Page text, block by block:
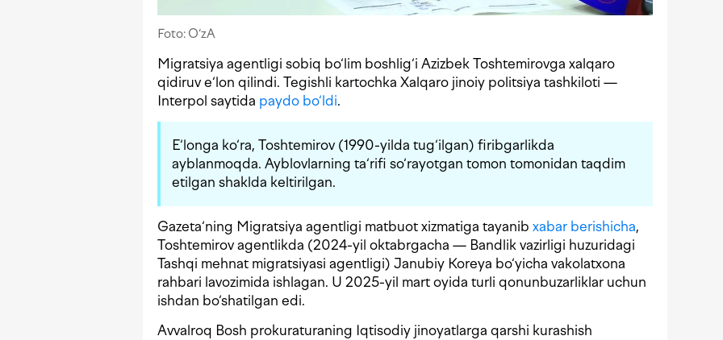
Foto: O‘zA
Migratsiya agentligi sobiq bo‘lim boshlig‘i Azizbek Toshtemirovga xalqaro
qidiruv e‘lon qilindi. Tegishli kartochka Xalqaro jinoiy politsiya tashkiloti —
Interpol saytida paydo bo‘ldi.
E‘longa ko‘ra, Toshtemirov (1990-yilda tug‘ilgan) firibgarlikda
ayblanmoqda. Ayblovlarning ta‘rifi so‘rayotgan tomon tomonidan taqdim
etilgan shaklda keltirilgan.
Gazeta‘ning Migratsiya agentligi matbuot xizmatiga tayanib xabar berishicha,
Toshtemirov agentlikda (2024-yil oktabrgacha — Bandlik vazirligi huzuridagi
Tashqi mehnat migratsiyasi agentligi) Janubiy Koreya bo‘yicha vakolatxona
rahbari lavozimida ishlagan. U 2025-yil mart oyida turli qonunbuzarliklar uchun
ishdan bo‘shatilgan edi.
Avvalroq Bosh prokuraturaning Iqtisodiy jinoyatlarga qarshi kurashish